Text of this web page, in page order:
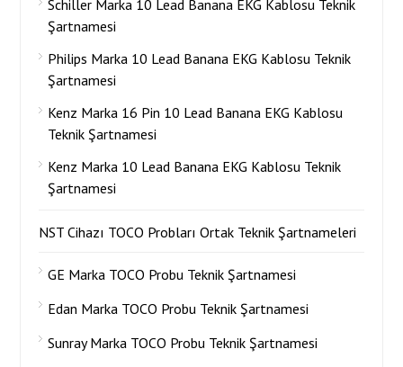
Schiller Marka 10 Lead Banana EKG Kablosu Teknik
Şartnamesi
Philips Marka 10 Lead Banana EKG Kablosu Teknik
Şartnamesi
Kenz Marka 16 Pin 10 Lead Banana EKG Kablosu
Teknik Şartnamesi
Kenz Marka 10 Lead Banana EKG Kablosu Teknik
Şartnamesi
NST Cihazı TOCO Probları Ortak Teknik Şartnameleri
GE Marka TOCO Probu Teknik Şartnamesi
Edan Marka TOCO Probu Teknik Şartnamesi
Sunray Marka TOCO Probu Teknik Şartnamesi